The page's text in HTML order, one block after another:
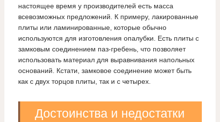
настоящее время у производителей есть масса
всевозможных предложений. К примеру, лакированные
плиты или ламинированные, которые обычно
используются для изготовления опалубки. Есть плиты с
замковым соединением паз-гребень, что позволяет
использовать материал для выравнивания напольных
оснований. Кстати, замковое соединение может быть
как с двух торцов плиты, так и с четырех.
Достоинства и недостатки